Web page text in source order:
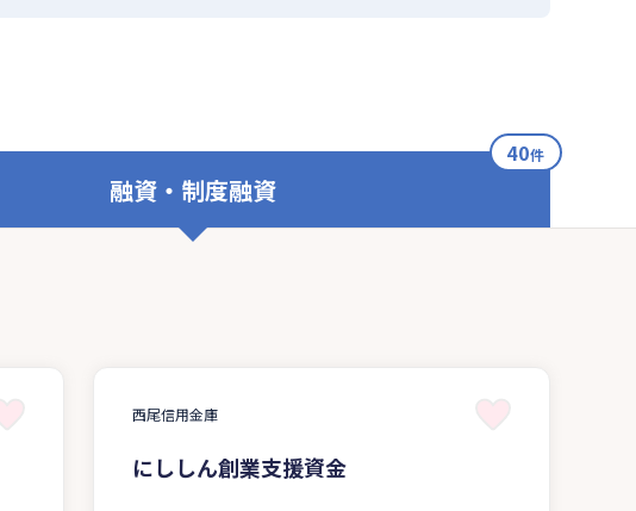
融資・制度融資
40件
西尾信用金庫
にししん創業支援資金